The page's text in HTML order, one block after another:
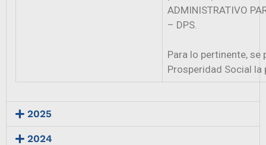
ADMINISTRATIVO
– DPS.
Para lo pertinente, se
Prosperidad Social
2025
2024